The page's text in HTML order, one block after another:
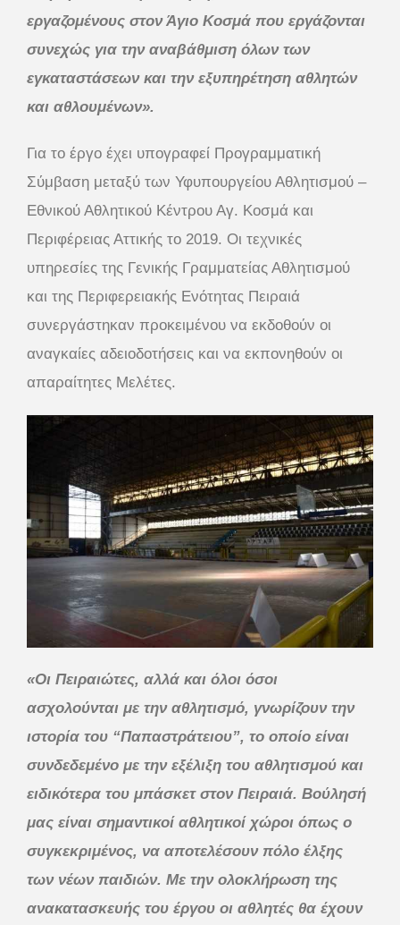
εργαζομένους στον Άγιο Κοσμά που εργάζονται
συνεχώς για την αναβάθμιση όλων των
εγκαταστάσεων και την εξυπηρέτηση αθλητών
και αθλουμένων».
Για το έργο έχει υπογραφεί Προγραμματική
Σύμβαση μεταξύ των Υφυπουργείου Αθλητισμού –
Εθνικού Αθλητικού Κέντρου Αγ. Κοσμά και
Περιφέρειας Αττικής το 2019. Οι τεχνικές
υπηρεσίες της Γενικής Γραμματείας Αθλητισμού
και της Περιφερειακής Ενότητας Πειραιά
συνεργάστηκαν προκειμένου να εκδοθούν οι
αναγκαίες αδειοδοτήσεις και να εκπονηθούν οι
απαραίτητες Μελέτες.
«Οι Πειραιώτες, αλλά και όλοι όσοι
ασχολούνται με την αθλητισμό, γνωρίζουν την
ιστορία του “Παπαστράτειου”, το οποίο είναι
συνδεδεμένο με την εξέλιξη του αθλητισμού και
ειδικότερα του μπάσκετ στον Πειραιά. Βούλησή
μας είναι σημαντικοί αθλητικοί χώροι όπως ο
συγκεκριμένος, να αποτελέσουν πόλο έλξης
των νέων παιδιών. Με την ολοκλήρωση της
ανακατασκευής του έργου οι αθλητές θα έχουν